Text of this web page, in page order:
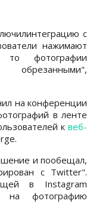
с
нажимают
фотографии
на конференции
в ленте
к веб-
и пообещал,
с Twitter".
в Instagram
на фотографию